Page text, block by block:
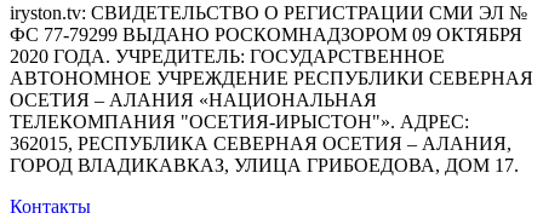
iryston.tv: CВИДЕТЕЛЬСТВО О РЕГИСТРАЦИИ СМИ ЭЛ №
ФС 77-79299 ВЫДАНО РОСКОМНАДЗОРОМ 09 ОКТЯБРЯ
2020 ГОДА. УЧРЕДИТЕЛЬ: ГОСУДАРСТВЕННОЕ
АВТОНОМНОЕ УЧРЕЖДЕНИЕ РЕСПУБЛИКИ СЕВЕРНАЯ
ОСЕТИЯ – АЛАНИЯ «НАЦИОНАЛЬНАЯ
ТЕЛЕКОМПАНИЯ "ОСЕТИЯ-ИРЫСТОН"». АДРЕС:
362015, РЕСПУБЛИКА СЕВЕРНАЯ ОСЕТИЯ – АЛАНИЯ,
ГОРОД ВЛАДИКАВКАЗ, УЛИЦА ГРИБОЕДОВА, ДОМ 17.
Контакты